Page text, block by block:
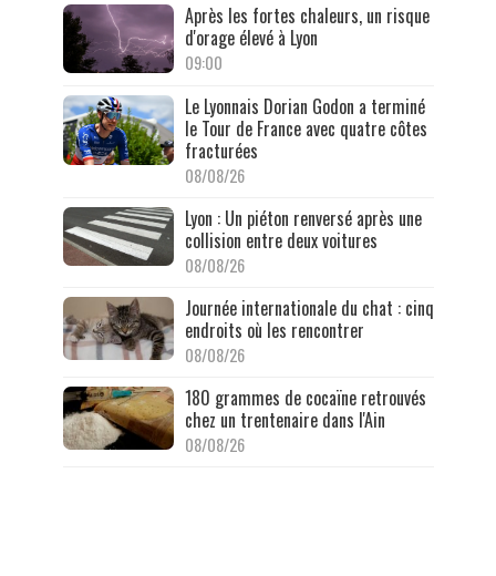
Après les fortes chaleurs, un risque
d'orage élevé à Lyon
09:00
Le Lyonnais Dorian Godon a terminé
le Tour de France avec quatre côtes
fracturées
08/08/26
Lyon : Un piéton renversé après une
collision entre deux voitures
08/08/26
Journée internationale du chat : cinq
endroits où les rencontrer
08/08/26
180 grammes de cocaïne retrouvés
chez un trentenaire dans l'Ain
08/08/26